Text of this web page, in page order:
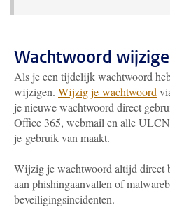
Wachtwoord
Als je een tijdelijk wachtwoord
wijzigen. Wijzig je wachtwoord
je nieuwe wachtwoord direct
Office 365, webmail en alle
je gebruik van maakt.
Wijzig je wachtwoord altijd direct
aan phishingaanvallen of
beveiligingsincidenten.